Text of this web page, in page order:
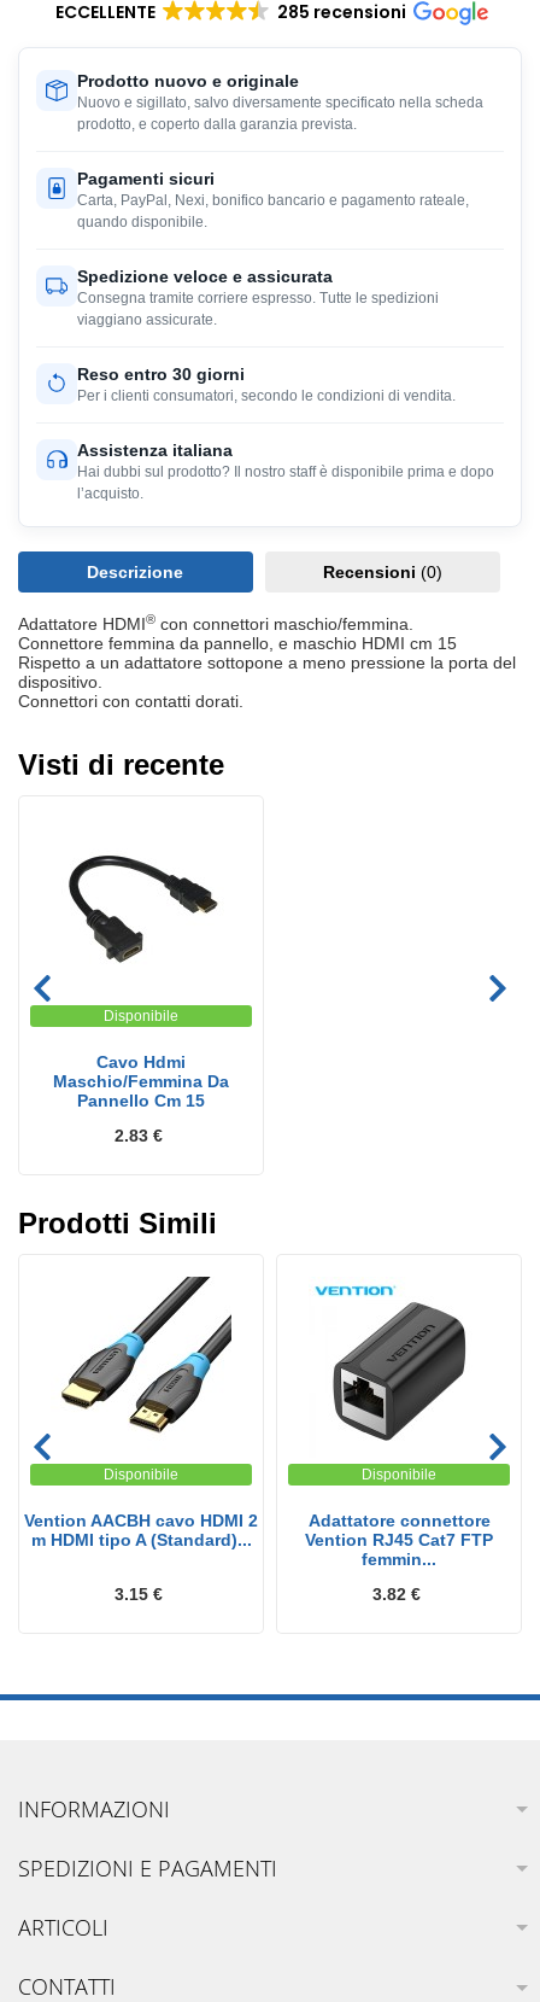
ECCELLENTE 285 recensioni
Prodotto nuovo e originale
Nuovo e sigillato, salvo diversamente specificato nella scheda
prodotto, e coperto dalla garanzia prevista.
Pagamenti sicuri
Carta, PayPal, Nexi, bonifico bancario e pagamento rateale,
quando disponibile.
Spedizione veloce e assicurata
Consegna tramite corriere espresso. Tutte le spedizioni
viaggiano assicurate.
Reso entro 30 giorni
Per i clienti consumatori, secondo le condizioni di vendita.
Assistenza italiana
Hai dubbi sul prodotto? Il nostro staff è disponibile prima e dopo
l’acquisto.
Descrizione Recensioni (0)
Adattatore HDMI® con connettori maschio/femmina.
Connettore femmina da pannello, e maschio HDMI cm 15
Rispetto a un adattatore sottopone a meno pressione la porta del
dispositivo.
Connettori con contatti dorati.
Visti di recente
Disponibile
Cavo Hdmi
Maschio/Femmina Da
Pannello Cm 15
2.83 €
Prodotti Simili
Disponibile
Vention AACBH cavo HDMI 2
m HDMI tipo A (Standard)...
3.15 €
Disponibile
Adattatore connettore
Vention RJ45 Cat7 FTP
femmin...
3.82 €
INFORMAZIONI
SPEDIZIONI E PAGAMENTI
ARTICOLI
CONTATTI